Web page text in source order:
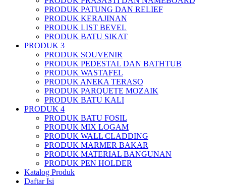
PRODUK PATUNG DAN RELIEF
PRODUK KERAJINAN
PRODUK LIST BEVEL
PRODUK BATU SIKAT
PRODUK 3
PRODUK SOUVENIR
PRODUK PEDESTAL DAN BATHTUB
PRODUK WASTAFEL
PRODUK ANEKA TERASO
PRODUK PARQUETE MOZAIK
PRODUK BATU KALI
PRODUK 4
PRODUK BATU FOSIL
PRODUK MIX LOGAM
PRODUK WALL CLADDING
PRODUK MARMER BAKAR
PRODUK MATERIAL BANGUNAN
PRODUK PEN HOLDER
Katalog Produk
Daftar Isi